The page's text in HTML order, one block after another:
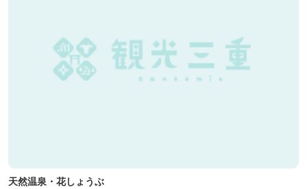
天然温泉・花しょうぶ